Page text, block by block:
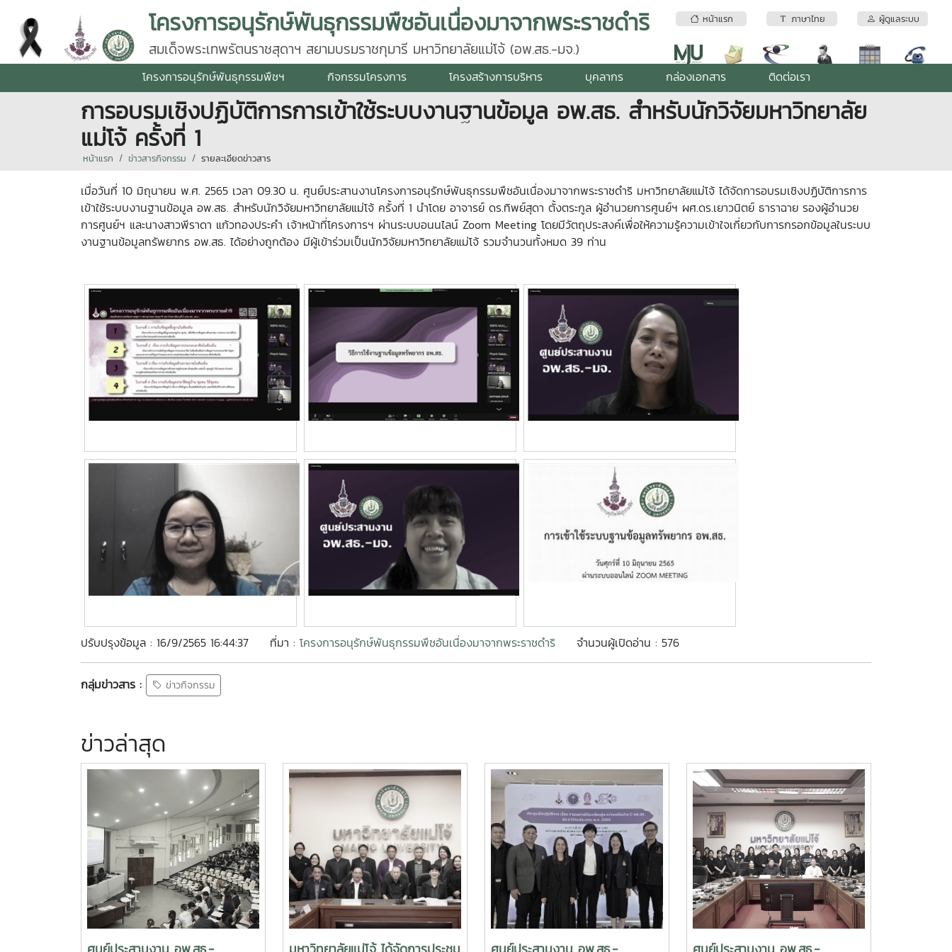
หน้าแรก ภาษาไทย ผู้ดูแลระบบ
โครงการอนุรักษ์พันธุกรรมพืชอันเนื่องมาจากพระราชดำริ
สมเด็จพระเทพรัตนราชสุดาฯ สยามบรมราชกุมารี มหาวิทยาลัยแม่โจ้ (อพ.สธ.-มจ.)
โครงการอนุรักษ์พันธุกรรมพืชฯ กิจกรรมโครงการ โครงสร้างการบริหาร บุคลากร กล่องเอกสาร ติดต่อเรา
การอบรมเชิงปฏิบัติการการเข้าใช้ระบบงานฐานข้อมูล อพ.สธ. สำหรับนักวิจัยมหาวิทยาลัย
แม่โจ้ ครั้งที่ 1
หน้าแรก ข่าวสารกิจกรรม รายละเอียดข่าวสาร
เมื่อวันที่ 10 มิถุนายน พ.ศ. 2565 เวลา 09.30 น. ศูนย์ประสานงานโครงการอนุรักษ์พันธุกรรมพืชอันเนื่องมาจากพระราชดำริ มหาวิทยาลัยแม่โจ้ ได้จัดการอบรมเชิงปฏิบัติการการ
เข้าใช้ระบบงานฐานข้อมูล อพ.สธ. สำหรับนักวิจัยมหาวิทยาลัยแม่โจ้ ครั้งที่ 1 นำโดย อาจารย์ ดร.ทิพย์สุดา ตั้งตระกูล ผู้อำนวยการศูนย์ฯ ผศ.ดร.เยาวนิตย์ ธาราฉาย รองผู้อำนวย
การศูนย์ฯ และนางสาวพีราดา แก้วทองประคำ เจ้าหน้าที่โครงการฯ ผ่านระบบอนนไลน์ Zoom Meeting โดยมีวัตถุประสงค์เพื่อให้ความรู้ความเข้าใจเกี่ยวกับการกรอกข้อมูลในระบบ
งานฐานข้อมูลทรัพยากร อพ.สธ. ได้อย่างถูกต้อง มีผู้เข้าร่วมเป็นนักวิจัยมหาวิทยาลัยแม่โจ้ รวมจำนวนทั้งหมด 39 ท่าน
ปรับปรุงข้อมูล : 16/9/2565 16:44:37 ที่มา : โครงการอนุรักษ์พันธุกรรมพืชอันเนื่องมาจากพระราชดำริ จำนวนผู้เปิดอ่าน : 576
กลุ่มข่าวสาร : ข่าวกิจกรรม
ข่าวล่าสุด